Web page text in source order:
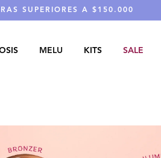
SUPERIORES A $150.000
MELU KITS SALE